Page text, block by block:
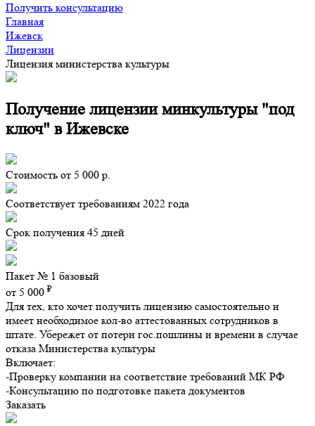
Получить консультацию
Главная
Ижевск
Лицензии
Лицензия министерства культуры
Получение лицензии минкультуры "под
ключ" в Ижевске
Стоимость от 5 000 р.
Соответствует требованиям 2022 года
Срок получения 45 дней
Пакет № 1 базовый
от 5 000 ₽
Для тех, кто хочет получить лицензию самостоятельно и
имеет необходимое кол-во аттестованных сотрудников в
штате. Убережет от потери гос.пошлины и времени в случае
отказа Министерства культуры
Включает:
-Проверку компании на соответствие требований МК РФ
-Консультацию по подготовке пакета документов
Заказать